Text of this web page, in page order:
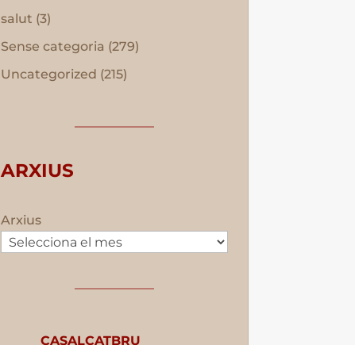
salut (3)
Sense categoria (279)
Uncategorized (215)
ARXIUS
Arxius
CASALCATBRU